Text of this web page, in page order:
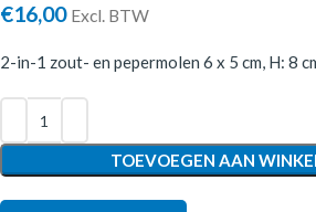
€16,00 Excl. BTW
2-in-1 zout- en pepermolen 6 x 5 cm, H: 8
TOEVOEGEN AAN